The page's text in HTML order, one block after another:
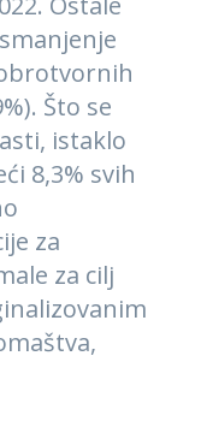
Što se
istaklo
8,3% svih
za
za cilj